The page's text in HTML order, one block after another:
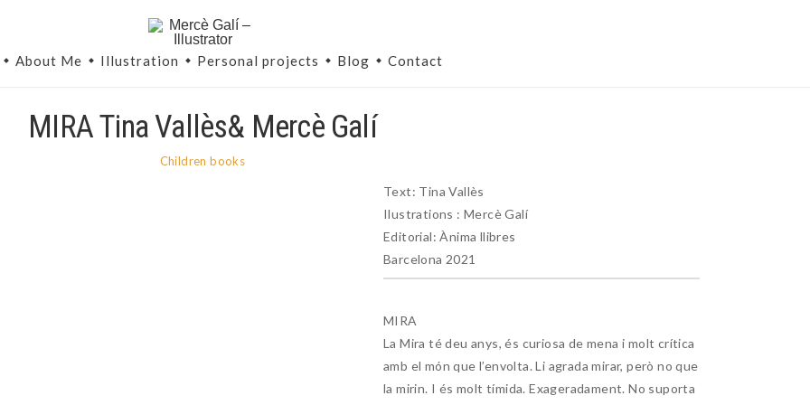
About Me Illustration Personal projects Blog Contact
MIRA Tina Vallès& Mercè Galí
Children books
Text: Tina Vallès
Ilustrations : Mercè Galí
Editorial: Ànima llibres
Barcelona 2021
MIRA
La Mira té deu anys, és curiosa de mena i molt crítica
amb el món que l’envolta. Li agrada mirar, però no que
la mirin. I és molt tímida. Exageradament. No suporta